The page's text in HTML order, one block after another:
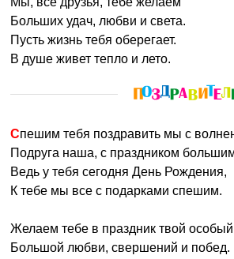
Больших удач, любви и света.
Пусть жизнь тебя оберегает.
В душе живет тепло и лето.
Спешим тебя поздравить мы с
Подруга наша, с праздником
Ведь у тебя сегодня День Рождения,
К тебе мы все с подарками спешим.
Желаем тебе в праздник твой особый
Большой любви, свершений и побед.